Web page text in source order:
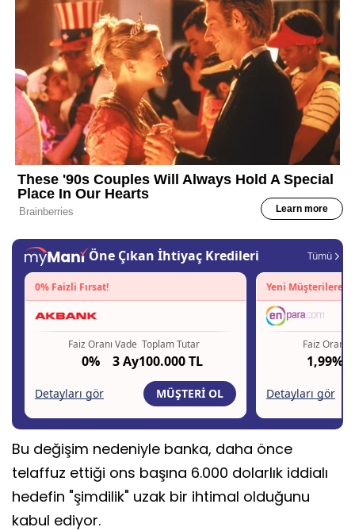
Bu değişim nedeniyle banka, daha önce
telaffuz ettiği ons başına 6.000 dolarlık iddialı
hedefin "şimdilik" uzak bir ihtimal olduğunu
kabul ediyor.